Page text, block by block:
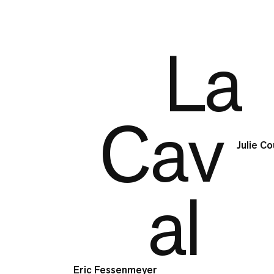
Cav
al
Eric Fessenmeyer